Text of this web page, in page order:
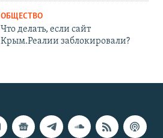
ОБЩЕСТВО
Что делать, если сайт
Крым.Реалии заблокировали?